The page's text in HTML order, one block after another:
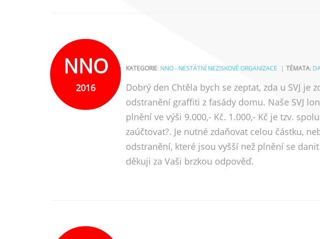
NNO
2016
KATEGORIE: NNO - NESTÁTNÍ NEZISKOVÉ ORGANIZACE TÉMATA:
Dobrý den Chtěla bych se zeptat, zda u SVJ
odstranění graffiti z fasády domu. Naše SVJ
plnění ve výši 9.000,- Kč. 1.000,- Kč je tzv.
zaúčtovat?. Je nutné zdaňovat celou částku,
odstranění, které jsou vyšší než plnění se
děkuji za Vaši brzkou odpověď.